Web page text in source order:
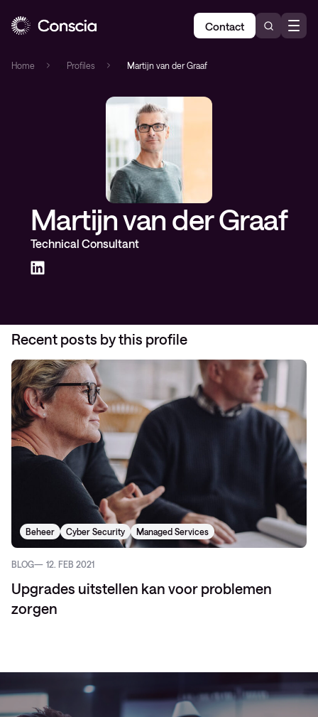
Contact
Home Profiles Martijn van der Graaf
Martijn van der Graaf
Technical Consultant
Recent posts by this profile
Beheer Cyber Security Managed Services
BLOG 12. FEB 2021
Upgrades uitstellen kan voor problemen
zorgen